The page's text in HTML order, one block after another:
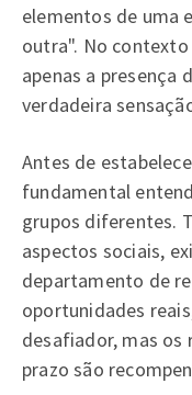
elementos de uma
outra". No
apenas a presença
verdadeira
Antes de
fundamental
grupos diferentes.
aspectos sociais,
departamento de
oportunidades
desafiador, mas os
prazo são